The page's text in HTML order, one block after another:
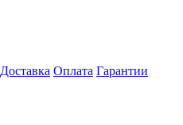
Доставка Оплата Гарантии